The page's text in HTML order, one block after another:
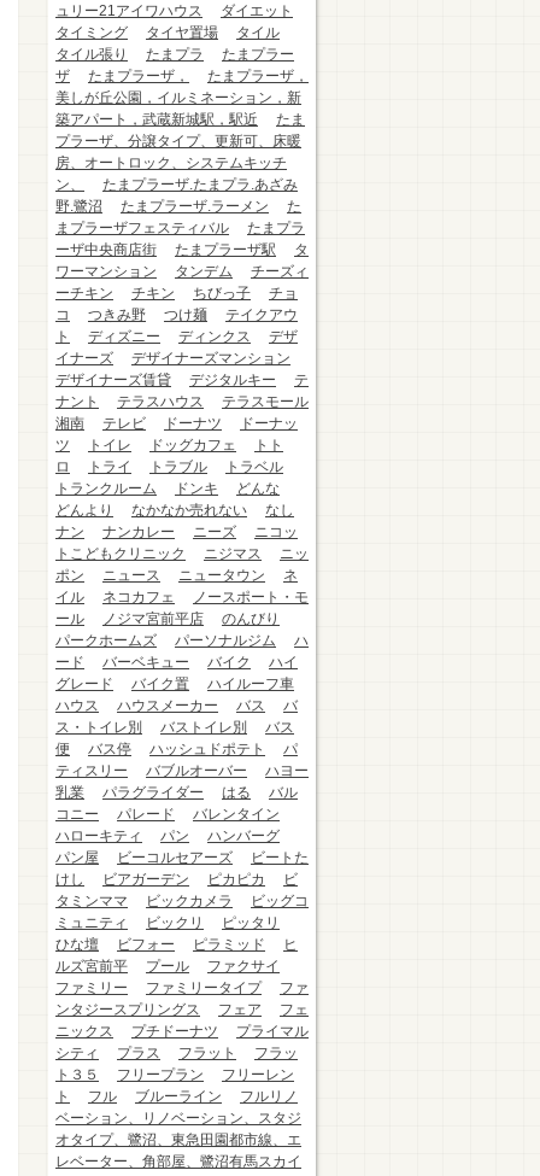
ュリー21アイワハウス
ダイエット
タイミング
タイヤ置場
タイル
タイル張り
たまプラ
たまプラー
ザ
たまプラーザ，
たまプラーザ，
美しが丘公園，イルミネーション，新
築アパート，武蔵新城駅，駅近
たま
プラーザ、分譲タイプ、更新可、床暖
房、オートロック、システムキッチ
ン、
たまプラーザ.たまプラ.あざみ
野.鷺沼
たまプラーザ.ラーメン
た
まプラーザフェスティバル
たまプラ
ーザ中央商店街
たまプラーザ駅
タ
ワーマンション
タンデム
チーズィ
ーチキン
チキン ちびっ子
チョ
コ
つきみ野 つけ麺
テイクアウ
ト
ディズニー ディンクス
デザ
イナーズ
デザイナーズマンション
デザイナーズ賃貸
デジタルキー
テ
ナント
テラスハウス
テラスモール
湘南
テレビ ドーナツ
ドーナッ
ツ
トイレ ドッグカフェ
トト
ロ
トライ トラブル
トラベル
トランクルーム
ドンキ
どんな
どんより
なかなか売れない
なし
ナン
ナンカレー ニーズ
ニコッ
トこどもクリニック
ニジマス
ニッ
ポン
ニュース ニュータウン
ネ
イル
ネコカフェ
ノースポート・モ
ール
ノジマ宮前平店
のんびり
パークホームズ
パーソナルジム
ハ
ード
バーベキュー バイク
ハイ
グレード
バイク置
ハイルーフ車
ハウス
ハウスメーカー バス
バ
ス・トイレ別
バストイレ別
バス
便
バス停 ハッシュドポテト
パ
ティスリー
バブルオーバー
ハヨー
乳業
パラグライダー はる
バル
コニー
パレード
バレンタイン
ハローキティ
パン
ハンバーグ
パン屋
ビーコルセアーズ
ビートた
けし
ビアガーデン ピカピカ
ビ
タミンママ
ビックカメラ
ビッグコ
ミュニティ
ビックリ
ピッタリ
ひな壇
ビフォー ピラミッド
ヒ
ルズ宮前平
プール
ファクサイ
ファミリー
ファミリータイプ
ファ
ンタジースプリングス
フェア
フェ
ニックス
プチドーナツ
プライマル
シティ
プラス フラット
フラッ
ト３５
フリープラン
フリーレン
ト
フル ブルーライン
フルリノ
ベーション、リノベーション、スタジ
オタイプ、鷺沼、東急田園都市線、エ
レベーター、角部屋、鷺沼有馬スカイ